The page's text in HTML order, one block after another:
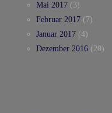
Mai 2017 (3)
Februar 2017 (7)
Januar 2017 (4)
Dezember 2016 (20)